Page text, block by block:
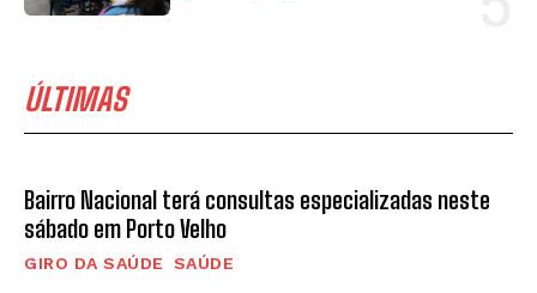
ÚLTIMAS
Bairro Nacional terá consultas especializadas neste
sábado em Porto Velho
GIRO DA SAÚDE SAÚDE